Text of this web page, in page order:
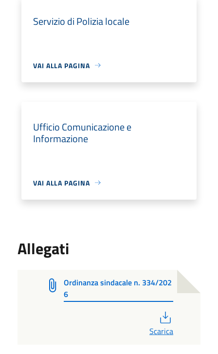
Servizio di Polizia locale
VAI ALLA PAGINA
Ufficio Comunicazione e
Informazione
VAI ALLA PAGINA
Allegati
Ordinanza sindacale n. 334/202
6
Scarica